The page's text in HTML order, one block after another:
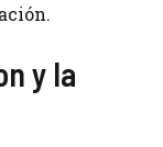
y la